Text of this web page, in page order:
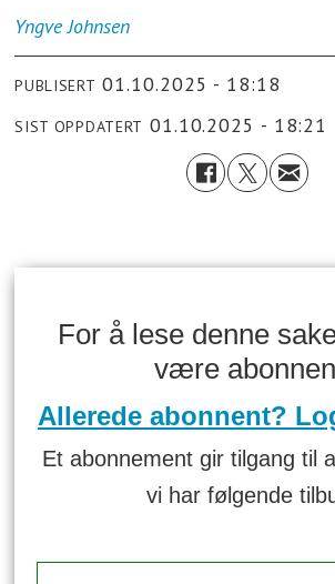
Yngve Johnsen
PUBLISERT 01.10.2025 - 18:18
SIST OPPDATERT 01.10.2025 - 18:21
For å lese denne
være
Allerede abonnent?
Et abonnement gir tilgang til
vi har følgende